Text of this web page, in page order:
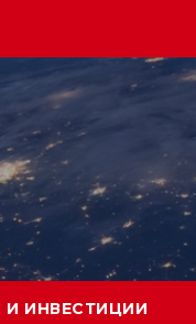
И ИНВЕСТИЦИИ